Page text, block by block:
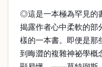
◎這是一本極為罕見的
揭露作者心中柔軟的
樣的一本書。即便是那
到晦澀的複雜神祕學概